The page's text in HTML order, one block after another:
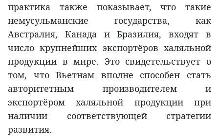
практика также показывает, что такие
немусульманские государства, как
Австралия, Канада и Бразилия, входят в
число крупнейших экспортёров халяльной
продукции в мире. Это свидетельствует о
том, что Вьетнам вполне способен стать
авторитетным производителем и
экспортёром халяльной продукции при
наличии соответствующей стратегии
развития.